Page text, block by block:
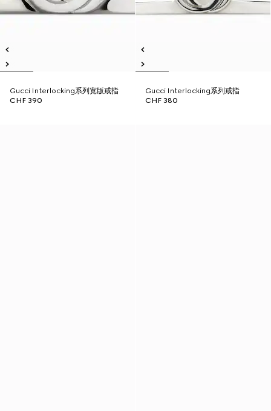
Gucci Interlocking系列宽版戒指
CHF 390
Gucci Interlocking系列戒指
CHF 380